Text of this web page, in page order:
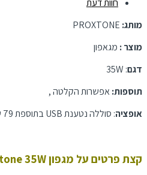
חוות דעת
מותג:PROXTONE
מוצר :מגאפון
דגם: 35W
תוספות:אפשרות הקלטה ,
אופציה: סוללה נטענת USB בתוספת 79 ש”ח
קצת פרטים על מגפון ProXtone 35W